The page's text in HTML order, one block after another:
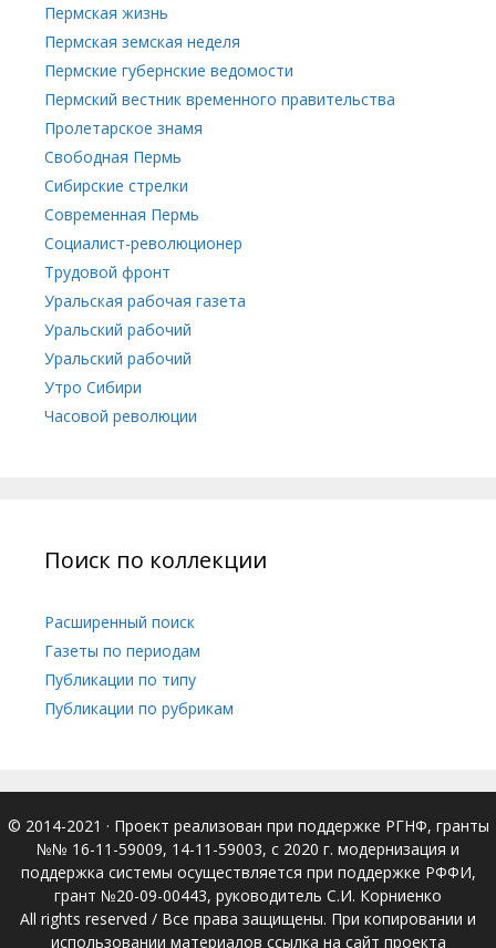
Пермская жизнь
Пермская земская неделя
Пермские губернские ведомости
Пермский вестник временного правительства
Пролетарское знамя
Свободная Пермь
Сибирские стрелки
Современная Пермь
Социалист-революционер
Трудовой фронт
Уральская рабочая газета
Уральский рабочий
Уральский рабочий
Утро Сибири
Часовой революции
Поиск по коллекции
Расширенный поиск
Газеты по периодам
Публикации по типу
Публикации по рубрикам
© 2014-2021 · Проект реализован при поддержке РГНФ, гранты
№№ 16-11-59009, 14-11-59003, с 2020 г. модернизация и
поддержка системы осуществляется при поддержке РФФИ,
грант №20-09-00443, руководитель С.И. Корниенко
All rights reserved / Все права защищены. При копировании и
использовании материалов ссылка на сайт проекта